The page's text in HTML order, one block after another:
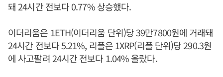
돼 24시간 전보다 0.77% 상승했다.
이더리움은 1ETH(이더리움 단위)당 39만7800원에 거래돼
24시간 전보다 5.21%, 리플은 1XRP(리플 단위)당 290.3원
에 사고팔려 24시간 전보다 1.04% 올랐다.